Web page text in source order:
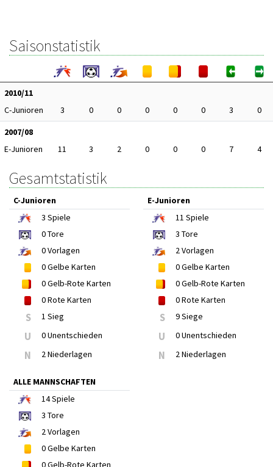
Saisonstatistik
2010/11
C-Junioren
3 0 0 0 0 0 3
0
2007/08
E-Junioren
11 3 2 0 0 0 7 4
Gesamtstatistik
C-Junioren
3 Spiele
0Tore
0Vorlagen
0Gelbe Karten
0Gelb-Rote Karten
0Rote Karten
S 1 Sieg
U 0 Unentschieden
N 2 Niederlagen
E-Junioren
11 Spiele
3 Tore
2Vorlagen
0Gelbe Karten
0Gelb-Rote Karten
0Rote Karten
S 9 Siege
U 0 Unentschieden
N 2 Niederlagen
ALLE MANNSCHAFTEN
14Spiele
3 Tore
2Vorlagen
0Gelbe Karten
0Gelb-Rote Karten